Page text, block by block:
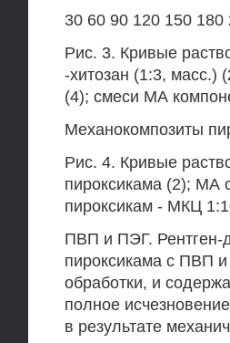
30 60 90 120 150 180
Рис. 3. Кривые
-хитозан (1:3, масс.)
(4); смеси МА
Механокомпозиты
Рис. 4. Кривые
пироксикама (2); МА
пироксикам - МКЦ
ПВП и ПЭГ. Рентген-
пироксикама с ПВП
обработки, и
полное
в результате